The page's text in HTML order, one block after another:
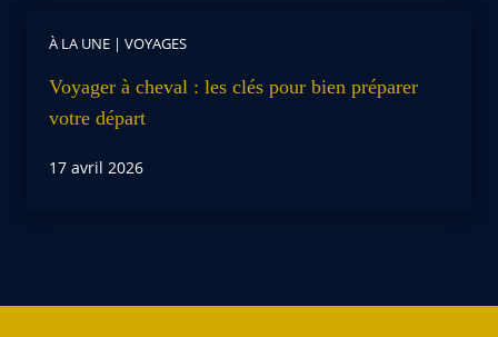
À LA UNE | VOYAGES
Voyager à cheval : les clés pour bien préparer
votre départ
17 avril 2026